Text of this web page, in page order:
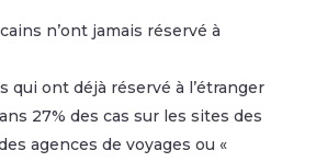
n’ont jamais réservé à
qui ont déjà réservé à l’étranger
27% des cas sur les sites des
agences de voyages ou «